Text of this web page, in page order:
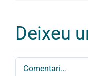
Deixeu
Comment